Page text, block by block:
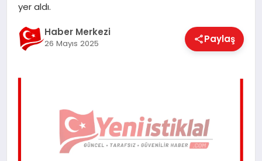
yer aldı.
Haber Merkezi
26 Mayıs 2025 Paylaş